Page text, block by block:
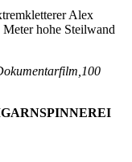
Alex
hohe Steilwand